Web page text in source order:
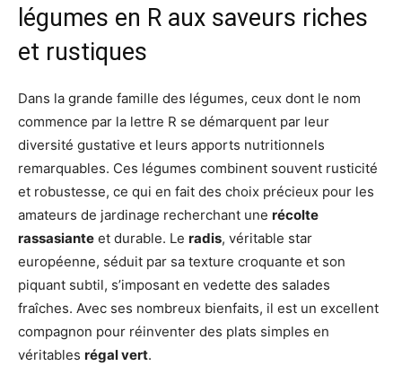
légumes en R aux saveurs riches
et rustiques
Dans la grande famille des légumes, ceux dont le nom
commence par la lettre R se démarquent par leur
diversité gustative et leurs apports nutritionnels
remarquables. Ces légumes combinent souvent rusticité
et robustesse, ce qui en fait des choix précieux pour les
amateurs de jardinage recherchant une récolte
rassasiante et durable. Le radis, véritable star
européenne, séduit par sa texture croquante et son
piquant subtil, s’imposant en vedette des salades
fraîches. Avec ses nombreux bienfaits, il est un excellent
compagnon pour réinventer des plats simples en
véritables régal vert.